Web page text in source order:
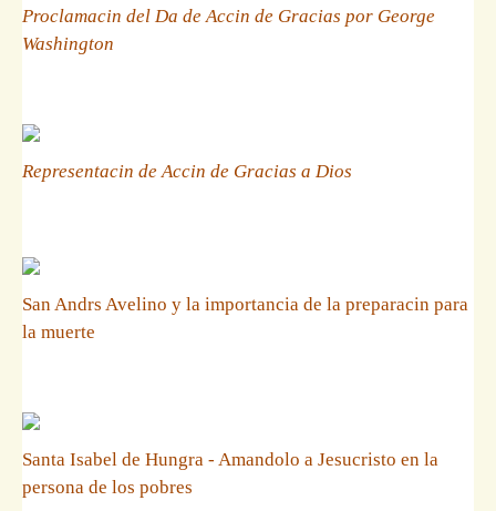
Proclamacin del Da de Accin de Gracias por George
Washington
Representacin de Accin de Gracias a Dios
San Andrs Avelino y la importancia de la preparacin para
la muerte
Santa Isabel de Hungra - Amandolo a Jesucristo en la
persona de los pobres